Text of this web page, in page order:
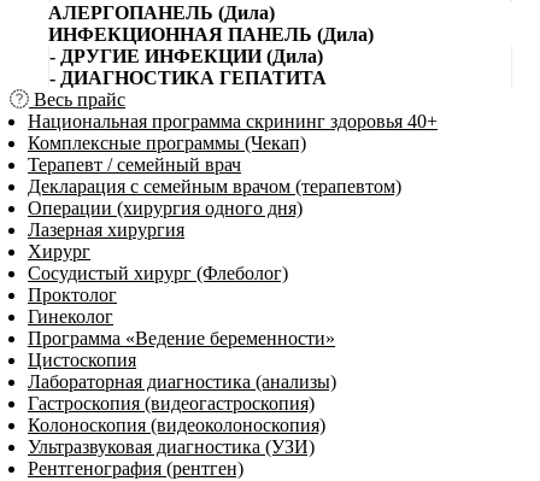
АЛЕРГОПАНЕЛЬ (Дила)
ИНФЕКЦИОННАЯ ПАНЕЛЬ (Дила)
- ДРУГИЕ ИНФЕКЦИИ (Дила)
- ДИАГНОСТИКА ГЕПАТИТА
Весь прайс
Национальная программа скрининг здоровья 40+
Комплексные программы (Чекап)
Терапевт / семейный врач
Декларация с семейным врачом (терапевтом)
Операции (хирургия одного дня)
Лазерная хирургия
Хирург
Сосудистый хирург (Флеболог)
Проктолог
Гинеколог
Программа «Ведение беременности»
Цистоскопия
Лабораторная диагностика (анализы)
Гастроскопия (видеогастроскопия)
Колоноскопия (видеоколоноскопия)
Ультразвуковая диагностика (УЗИ)
Рентгенография (рентген)